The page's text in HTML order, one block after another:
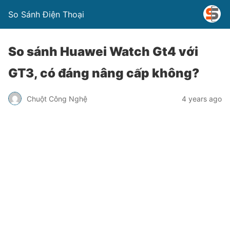
So Sánh Điện Thoại
So sánh Huawei Watch Gt4 với
GT3, có đáng nâng cấp không?
Chuột Công Nghệ 4 years ago